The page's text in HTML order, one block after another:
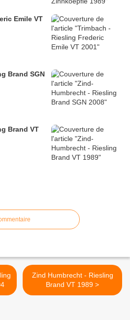
Emile VT
Brand SGN
Brand VT
Zind Humbrecht - Riesling
Brand VT 1989 >